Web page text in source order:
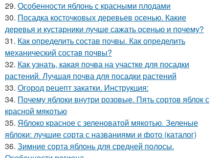
29. Особенности яблонь с красными плодами
30. Посадка косточковых деревьев осенью. Какие
деревья и кустарники лучше сажать осенью и почему?
31. Как определить состав почвы. Как определить
механический состав почвы?
32. Как узнать, какая почва на участке для посадки
растений. Лучшая почва для посадки растений
33. Огород рецепт закатки. Инструкция:
34. Почему яблоки внутри розовые. Пять сортов яблок с
красной мякотью
35. Яблоко красное с зеленоватой мякотью. Зеленые
яблоки: лучшие сорта с названиями и фото (каталог)
36. Зимние сорта яблонь для средней полосы.